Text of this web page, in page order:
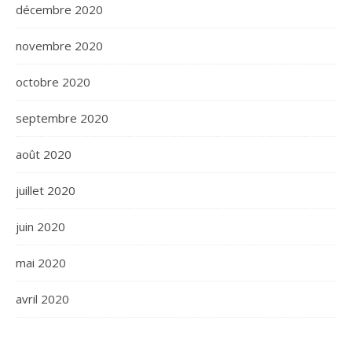
décembre 2020
novembre 2020
octobre 2020
septembre 2020
août 2020
juillet 2020
juin 2020
mai 2020
avril 2020